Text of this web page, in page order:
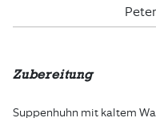
Zubereitung
Suppenhuhn mit kaltem